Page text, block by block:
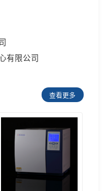
有限公司
查看更多